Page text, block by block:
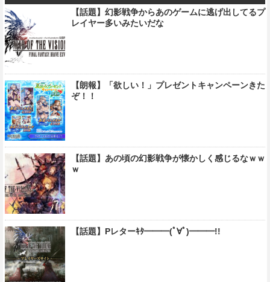
【話題】幻影戦争からあのゲームに逃げ出してるプ
レイヤー多いみたいだな
【朗報】「欲しい！」プレゼントキャンペーンきた
ぞ！！
【話題】あの頃の幻影戦争が懐かしく感じるなｗｗ
ｗ
【話題】Pレターｷﾀ━━━(ﾟ∀ﾟ)━━━!!